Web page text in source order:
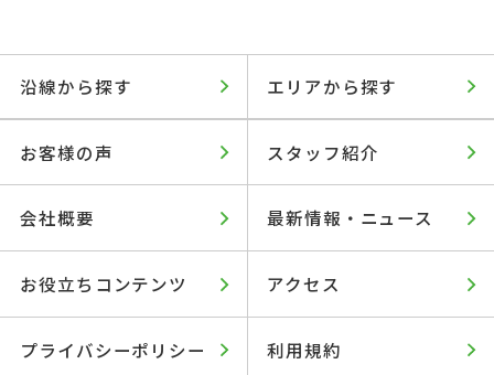
沿線から探す エリアから探す
お客様の声 スタッフ紹介
会社概要 最新情報・ニュース
お役立ちコンテンツ アクセス
プライバシーポリシー 利用規約